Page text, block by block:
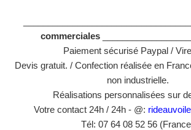
commerciales
Paiement sécurisé Paypal /
Devis gratuit. / Confection réalisée en
non industrielle.
Réalisations personnalisées sur
Votre contact 24h / 24h - @:
Tél: 07 64 08 52 56